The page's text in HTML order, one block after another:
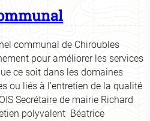
communal de Chiroubles
pour améliorer les services
ce soit dans les domaines
ou liés à l’entretien de la qualité
Secrétaire de mairie Richard
polyvalent Béatrice